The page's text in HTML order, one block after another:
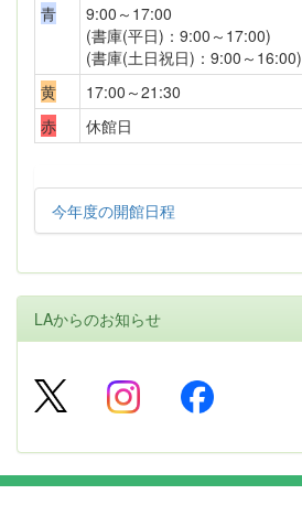
青
9:00～17:00
(書庫(平日)：9:00～17:00)
(書庫(土日祝日)：9:00～16:00)
黄
17:00～21:30
赤
休館日
今年度の開館日程
LAからのお知らせ